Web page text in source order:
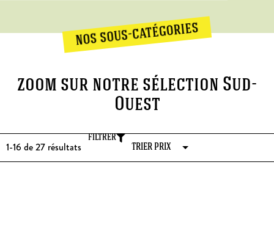
nos sous-catégories
zoom sur notre sélection Sud-
Ouest
1-16 de 27 résultats
FILTRER